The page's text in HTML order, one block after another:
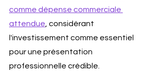
comme dépense commerciale
attendue , considérant
l'investissement comme essentiel
pour une présentation
professionnelle crédible.